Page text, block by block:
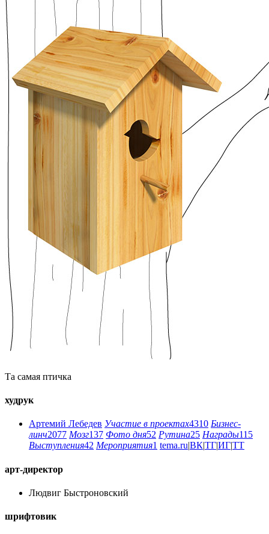
Та самая птичка
худрук
Артемий Лебедев Участие в проектах4310 Бизнес-
линч2077 Мозг137 Фото дня52 Рутина25 Награды115
Выступления42 Мероприятия1 tema.ru|ВК|ТГ|ИГ|ТТ
арт-директор
Людвиг Быстроновский
шрифтовик